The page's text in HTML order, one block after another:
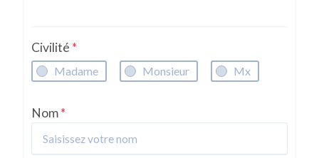
Civilité *
Madame Monsieur Mx
Nom*